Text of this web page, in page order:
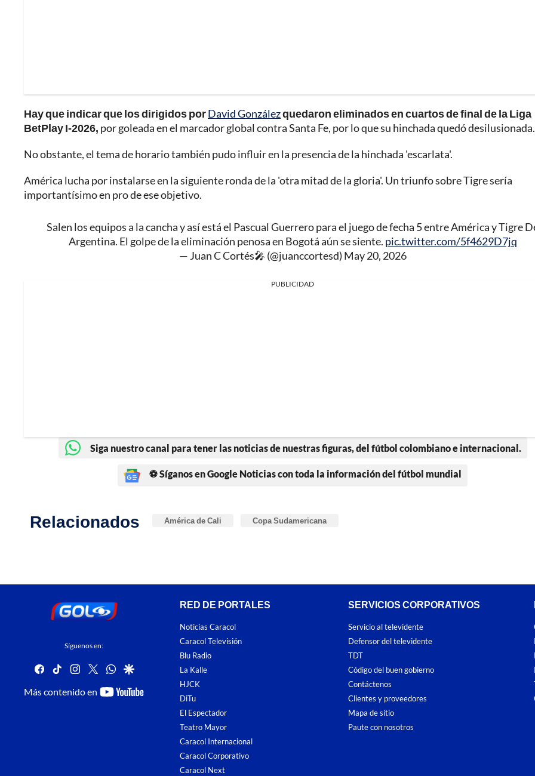
Hay que indicar que los dirigidos porDavid Gonzálezquedaron eliminados en cuartos de final de la Liga
BetPlay I-2026, por goleada en el marcador global contra Santa Fe, por lo que su hinchada quedó desilusionada.
No obstante, el tema de horario también pudo influir en la presencia de la hinchada 'escarlata'.
América lucha por instalarse en la siguiente ronda de la 'otra mitad de la gloria'. Un triunfo sobre Tigre sería
importantísimo en pro de ese objetivo.
Salen los equipos a la cancha y así está el Pascual Guerrero para el juego de fecha 5 entre América y Tigre
Argentina. El golpe de la eliminación penosa en Bogotá aún se siente. pic.twitter.com/5f4629D7jq
— Juan C Cortés🎤 (@juanccortesd) May 20, 2026
PUBLICIDAD
Siga nuestro canal para tener las noticias de nuestras figuras, del fútbol colombiano e internacional.
⚽ Síganos en Google Noticias con toda la información del fútbol mundial
Relacionados América de Cali Copa Sudamericana
Síguenos en:
facebook
tiktokinstagram
twitterwhatsapp
google
Más contenido en
youtube-
RED DE PORTALES
Noticias Caracol
Caracol Televisión
Blu Radio
La Kalle
HJCK
DiTu
El Espectador
Teatro Mayor
Caracol Internacional
Caracol Corporativo
Caracol Next
SERVICIOS CORPORATIVOS
Servicio al televidente
Defensor del televidente
TDT
Código del buen gobierno
Contáctenos
Clientes y proveedores
Mapa de sitio
Paute con nosotros